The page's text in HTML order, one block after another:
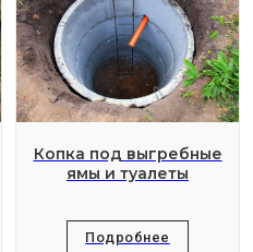
Копка под выгребные
ямы и туалеты
Подробнее